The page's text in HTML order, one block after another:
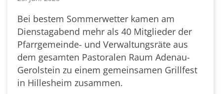
Bei bestem Sommerwetter kamen am
Dienstagabend mehr als 40 Mitglieder der
Pfarrgemeinde- und Verwaltungsräte aus
dem gesamten Pastoralen Raum Adenau-
Gerolstein zu einem gemeinsamen Grillfest
in Hillesheim zusammen.